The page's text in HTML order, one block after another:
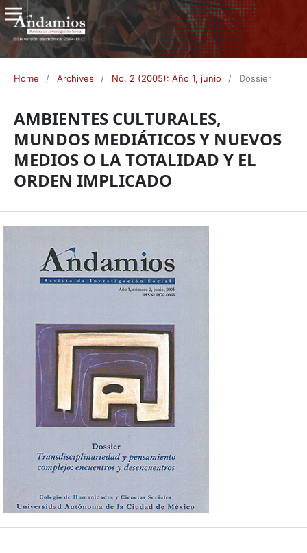
Home / Archives / No. 2 (2005): Año 1, junio / Dossier
AMBIENTES CULTURALES,
MUNDOS MEDIÁTICOS Y NUEVOS
MEDIOS O LA TOTALIDAD Y EL
ORDEN IMPLICADO